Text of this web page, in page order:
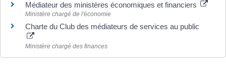
Médiateur des ministères économiques et financiers
Ministère chargé de l'économie
Charte du Club des médiateurs de services au public
Ministère chargé des finances